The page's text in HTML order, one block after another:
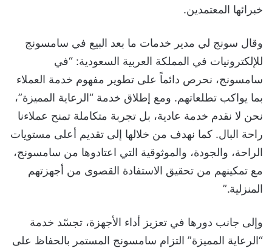
خبرائها المعتمدين.
وقال سونج لي مدير خدمات ما بعد البيع في سامسونج
للإلكترونيات في المملكة العربية السعودية: “في
سامسونج، نحرص دائماً على تطوير مفهوم خدمة العملاء
بما يواكب تطلعاتهم. ومع إطلاق خدمة “الرعاية المميزة”،
نحن لا نقدم خدمة عادية، بل تجربة متكاملة تمنح عملاءنا
راحة البال. كما نهدف من خلالها إلى تقديم أعلى مستويات
الراحة، والجودة، والموثوقية التي اعتادوها من سامسونج،
مع تمكينهم من تحقيق الاستفادة القصوى من أجهزتهم
المنزلية.”
وإلى جانب دورها في تعزيز أداء الأجهزة، تجسّد خدمة
“الرعاية المميزة” التزام سامسونج المستمر بالحفاظ على